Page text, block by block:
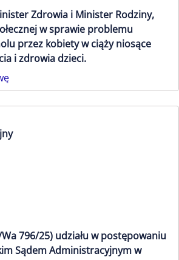
Zdrowia i Minister Rodziny,
w sprawie problemu
przez kobiety w ciąży niosące
i zdrowia dzieci.
Wa 796/25) udziału w postępowaniu
Sądem Administracyjnym w